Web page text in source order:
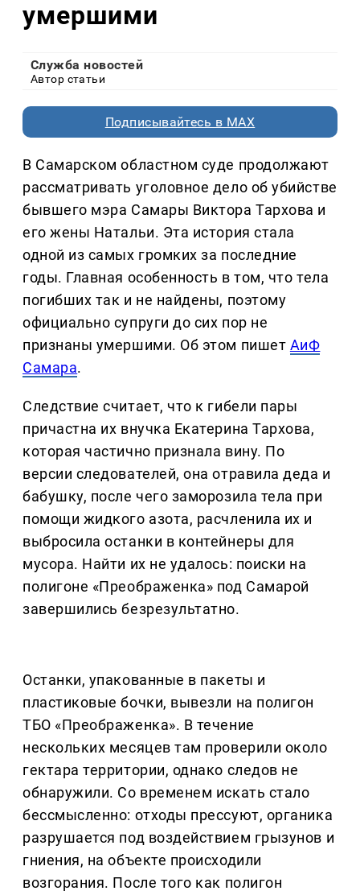
умершими
Служба новостей
Автор статьи
Подписывайтесь в MAX
В Самарском областном суде продолжают
рассматривать уголовное дело об убийстве
бывшего мэра Самары Виктора Тархова и
его жены Натальи. Эта история стала
одной из самых громких за последние
годы. Главная особенность в том, что тела
погибших так и не найдены, поэтому
официально супруги до сих пор не
признаны умершими. Об этом пишет АиФ
Самара.
Следствие считает, что к гибели пары
причастна их внучка Екатерина Тархова,
которая частично признала вину. По
версии следователей, она отравила деда и
бабушку, после чего заморозила тела при
помощи жидкого азота, расчленила их и
выбросила останки в контейнеры для
мусора. Найти их не удалось: поиски на
полигоне «Преображенка» под Самарой
завершились безрезультатно.
Останки, упакованные в пакеты и
пластиковые бочки, вывезли на полигон
ТБО «Преображенка». В течение
нескольких месяцев там проверили около
гектара территории, однако следов не
обнаружили. Со временем искать стало
бессмысленно: отходы прессуют, органика
разрушается под воздействием грызунов и
гниения, на объекте происходили
возгорания. После того как полигон